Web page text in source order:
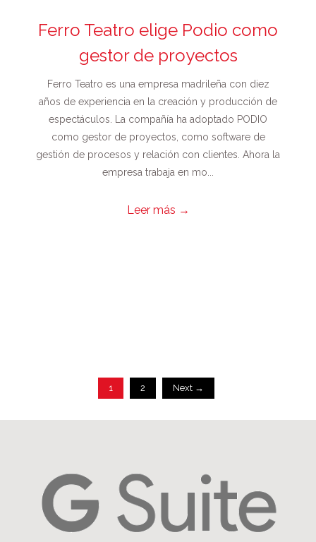
Ferro Teatro elige Podio como
gestor de proyectos
Ferro Teatro es una empresa madrileña con diez
años de experiencia en la creación y producción de
espectáculos. La compañía ha adoptado PODIO
como gestor de proyectos, como software de
gestión de procesos y relación con clientes. Ahora la
empresa trabaja en mo...
Leer más →
1 2 Next →